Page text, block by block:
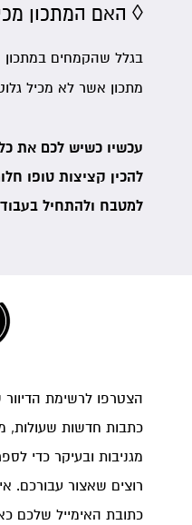
◊ האם המתכון
בגלל שהקמחים במתכון
מתכון אשר לא מכיל
עכשיו כשיש לכם את
להכין קציצות טופו
למטבח ולהתחיל
הצטרפו לרשימת הדיוור
כתבות חדשות שעולות,
מגניבות ובעיקר כדי
רוצים שאצור עבורכם.
כתובת האימייל שלכם